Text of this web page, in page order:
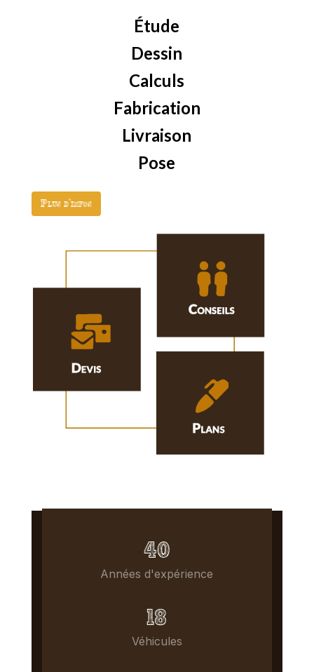
Étude
Dessin
Calculs
Fabrication
Livraison
Pose
Plus d'infos
40
Années d'expérience
18
Véhicules